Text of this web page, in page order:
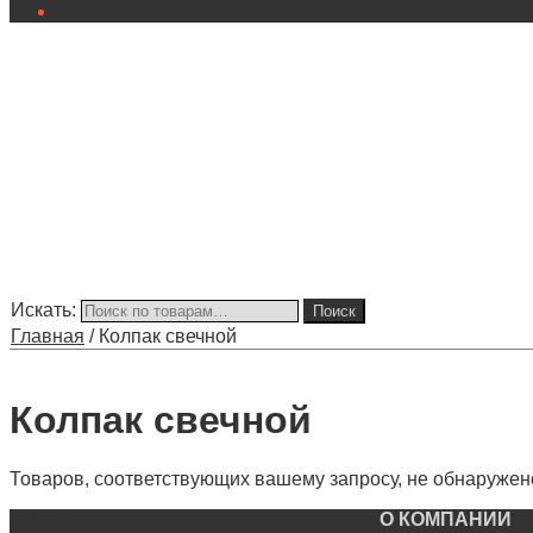
Искать: Поиск
Главная / Колпак свечной
Колпак свечной
Товаров, соответствующих вашему запросу, не
О КОМПАНИИ